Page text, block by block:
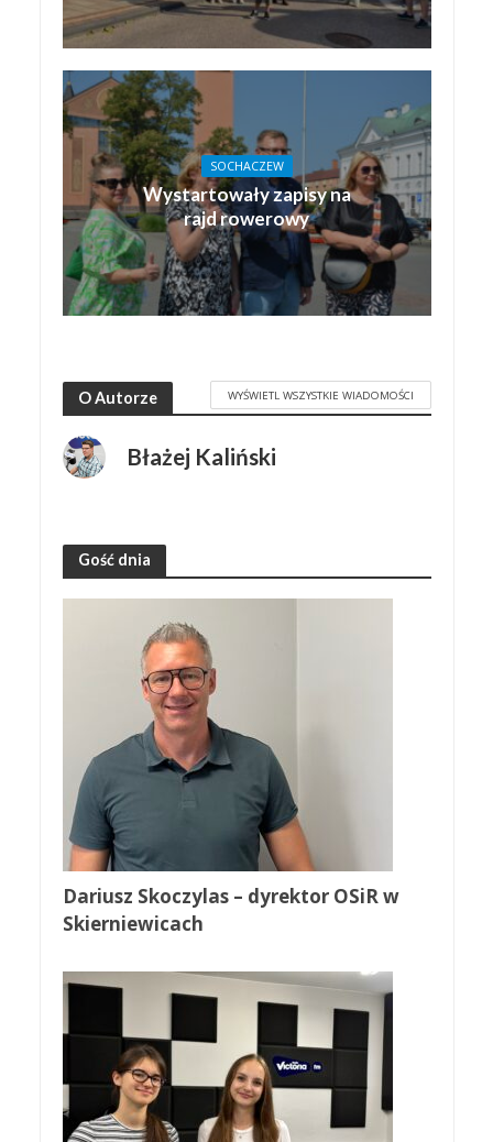
SOCHACZEW
Wystartowały zapisy na
rajd rowerowy
O Autorze WYŚWIETL WSZYSTKIE WIADOMOŚCI
Błażej Kaliński
Gość dnia
Dariusz Skoczylas – dyrektor OSiR w
Skierniewicach